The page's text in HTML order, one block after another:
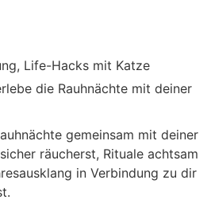
, Life-Hacks mit Katze
die Rauhnächte mit deiner
gemeinsam mit deiner
räucherst, Rituale achtsam
in Verbindung zu dir